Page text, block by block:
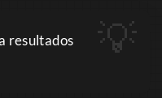
resultados